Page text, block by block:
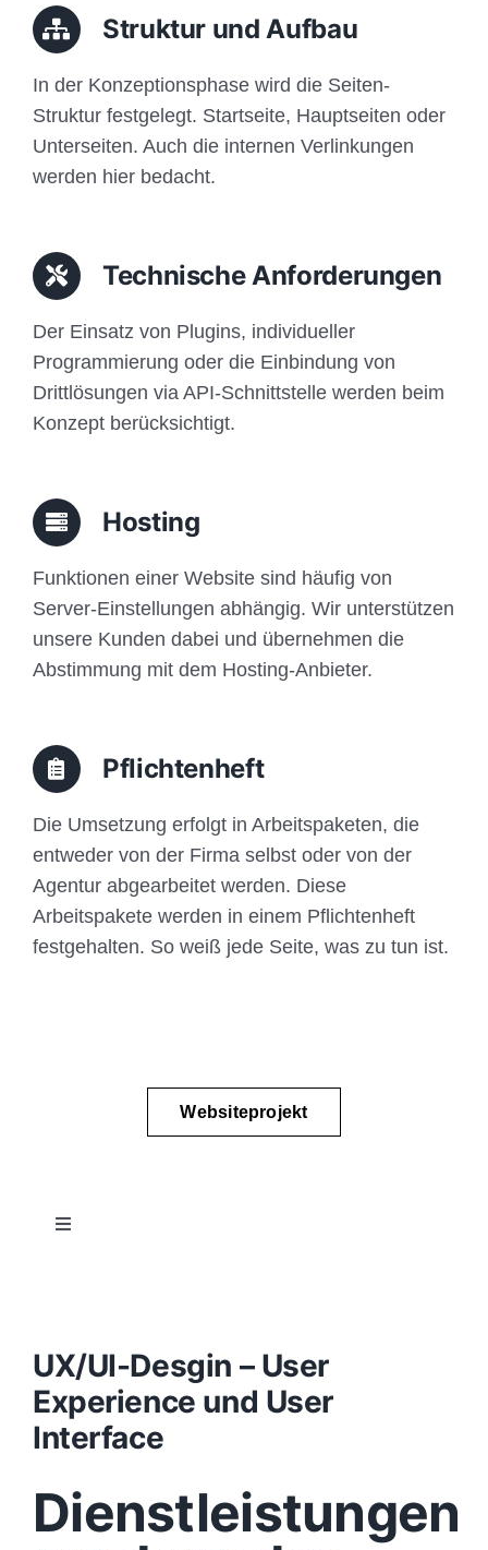
Struktur und Aufbau
In der Konzeptionsphase wird die Seiten-
Struktur festgelegt. Startseite, Hauptseiten oder
Unterseiten. Auch die internen Verlinkungen
werden hier bedacht.
Technische Anforderungen
Der Einsatz von Plugins, individueller
Programmierung oder die Einbindung von
Drittlösungen via API-Schnittstelle werden beim
Konzept berücksichtigt.
Hosting
Funktionen einer Website sind häufig von
Server-Einstellungen abhängig. Wir unterstützen
unsere Kunden dabei und übernehmen die
Abstimmung mit dem Hosting-Anbieter.
Pflichtenheft
Die Umsetzung erfolgt in Arbeitspaketen, die
entweder von der Firma selbst oder von der
Agentur abgearbeitet werden. Diese
Arbeitspakete werden in einem Pflichtenheft
festgehalten. So weiß jede Seite, was zu tun ist.
Websiteprojekt
Toggle
Konzept
Design
Content
UX/UI-Desgin – User
Experience und User
Interface
Dienstleistungen